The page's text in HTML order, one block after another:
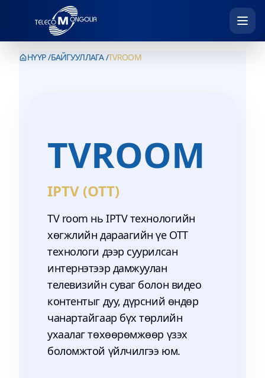
НҮҮР БАЙГУУЛЛАГА TVROOM
TVROOM
IPTV (OTT)
TV room нь IPTV технологийн
хөгжлийн дараагийн үе OTT
технологи дээр суурилсан
интернэтээр дамжуулан
телевизийн суваг болон видео
контентыг дуу, дүрсний өндөр
чанартайгаар бүх төрлийн
ухаалаг төхөөрөмжөөр үзэх
боломжтой үйлчилгээ юм.